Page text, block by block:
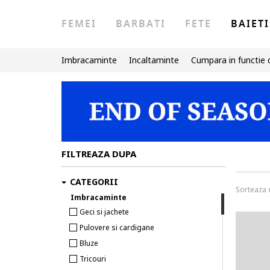
FEMEI BARBATI FETE BAIETI
Imbracaminte Incaltaminte Cumpara in functie
Sorteaza
FILTREAZA DUPA
CATEGORII
Imbracaminte
Geci si jachete
Pulovere si cardigane
Bluze
Tricouri